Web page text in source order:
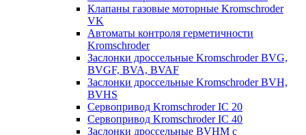
Клапаны газовые моторные Kromschroder
VK
Автоматы контроля герметичности
Kromschroder
Заслонки дроссельные Kromschroder BVG,
BVGF, BVA, BVAF
Заслонки дроссельные Kromschroder BVH,
BVHS
Сервопривод Kromschroder IC 20
Сервопривод Kromschroder IC 40
Заслонки дроссельные BVHM с